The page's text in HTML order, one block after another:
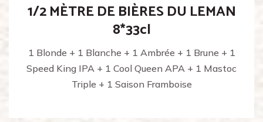
1/2 MÈTRE DE BIÈRES DU LEMAN
8*33cl
1 Blonde + 1 Blanche + 1 Ambrée + 1 Brune + 1
Speed King IPA + 1 Cool Queen APA + 1 Mastoc
Triple + 1 Saison Framboise